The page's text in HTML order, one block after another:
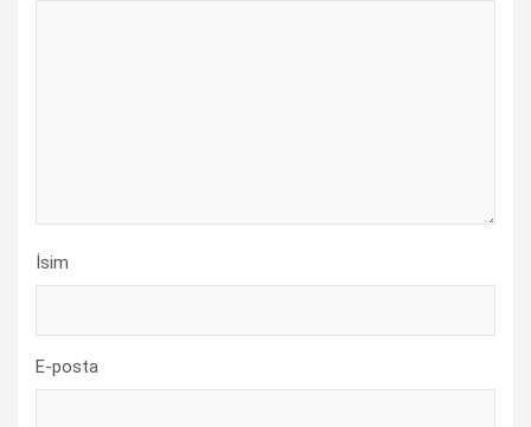
İsim
E-posta